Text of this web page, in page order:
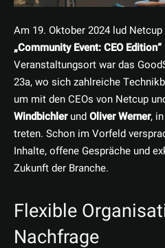
Am 19. Oktober 2024 lud
„Community Event: CEO Edition“
Veranstaltungsort war das
23a, wo sich zahlreiche
um mit den CEOs von Netcup
WindbichlerundOliver Werner,
treten. Schon im Vorfeld
Inhalte, offene Gespräche und
Zukunft der Branche.
Flexible
Nachfrage